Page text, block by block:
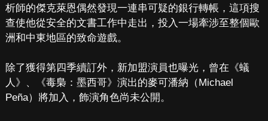
析師的傑克萊恩偶然發現一連串可疑的銀行轉帳，這項搜
查使他從安全的文書工作中走出，投入一場牽涉至整個歐
洲和中東地區的致命遊戲。
除了獲得第四季續訂外，新加盟演員也曝光，曾在《蟻
人》、《毒梟：墨西哥》演出的麥可潘納（Michael
Peña）將加入，飾演角色尚未公開。